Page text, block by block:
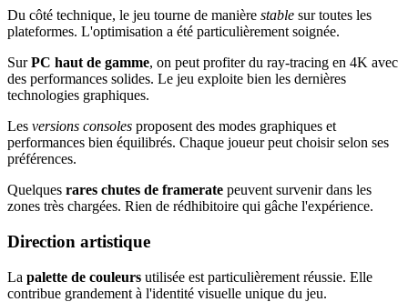
Du côté technique, le jeu tourne de manière stable sur toutes les
plateformes. L'optimisation a été particulièrement soignée.
SurPC haut de gamme, on peut profiter du ray-tracing en 4K avec
des performances solides. Le jeu exploite bien les dernières
technologies graphiques.
Les versions consoles proposent des modes graphiques et
performances bien équilibrés. Chaque joueur peut choisir selon ses
préférences.
Quelques rares chutes de framerate peuvent survenir dans les
zones très chargées. Rien de rédhibitoire qui gâche l'expérience.
Direction artistique
La palette de couleurs utilisée est particulièrement réussie. Elle
contribue grandement à l'identité visuelle unique du jeu.